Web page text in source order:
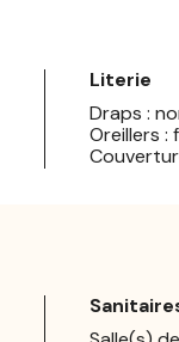
Literie
Draps :
Oreillers :